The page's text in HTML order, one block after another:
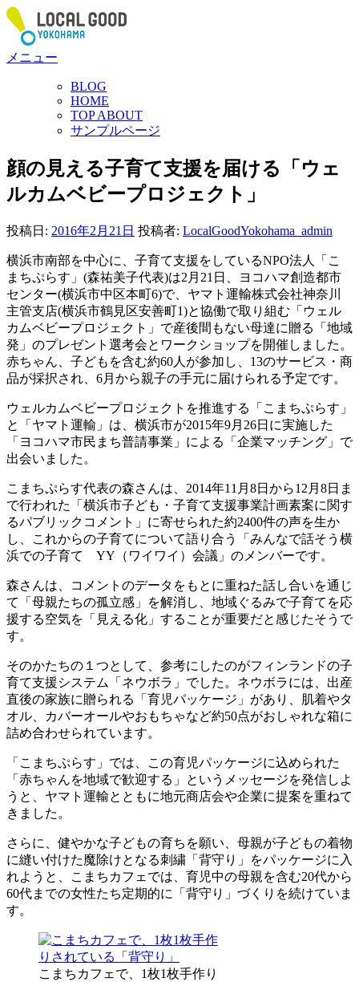
コ
ン
ン
プ
メニュー
BLOG
HOME
TOP ABOUT
サンプルページ
顔の見える子育て支援を届ける「ウェ
ルカムベビープロジェクト」
投稿日: 2016年2月21日 投稿者: LocalGoodYokohama_admin
横浜市南部を中心に、子育て支援をしているNPO法人「こ
まちぷらす」(森祐美子代表)は2月21日、ヨコハマ創造都市
センター(横浜市中区本町6)で、ヤマト運輸株式会社神奈川
主管支店(横浜市鶴見区安善町1)と協働で取り組む「ウェル
カムベビープロジェクト」で産後間もない母達に贈る「地域
発」のプレゼント選考会とワークショップを開催しました。
赤ちゃん、子どもを含む約60人が参加し、13のサービス・商
品が採択され、6月から親子の手元に届けられる予定です。
ウェルカムベビープロジェクトを推進する「こまちぷらす」
と「ヤマト運輸」は、横浜市が2015年9月26日に実施した
「ヨコハマ市民まち普請事業」による「企業マッチング」で
出会いました。
こまちぷらす代表の森さんは、2014年11月8日から12月8日ま
で行われた「横浜市子ども・子育て支援事業計画素案に関す
るパブリックコメント」に寄せられた約2400件の声を生か
し、これからの子育てについて語り合う「みんなで話そう横
浜での子育て YY（ワイワイ）会議」のメンバーです。
森さんは、コメントのデータをもとに重ねた話し合いを通じ
て「母親たちの孤立感」を解消し、地域ぐるみで子育てを応
援する空気を「見える化」することが重要だと感じたそうで
す。
そのかたちの１つとして、参考にしたのがフィンランドの子
育て支援システム「ネウボラ」でした。ネウボラには、出産
直後の家族に贈られる「育児パッケージ」があり、肌着やタ
オル、カバーオールやおもちゃなど約50点がおしゃれな箱に
詰め合わせられています。
「こまちぷらす」では、この育児パッケージに込められた
「赤ちゃんを地域で歓迎する」というメッセージを発信しよ
うと、ヤマト運輸とともに地元商店会や企業に提案を重ねて
きました。
さらに、健やかな子どもの育ちを願い、母親が子どもの着物
に縫い付けた魔除けとなる刺繍「背守り」をパッケージに入
れようと、こまちカフェでは、育児中の母親を含む20代から
60代までの女性たち定期的に「背守り」づくりを続けていま
す。
こまちカフェで、1枚1枚手作り